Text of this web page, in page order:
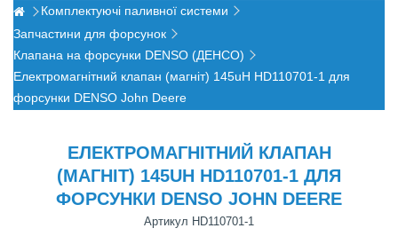
Комплектуючі паливної системи
Запчастини для форсунок
Клапана на форсунки DENSO (ДЕНСО)
Електромагнітний клапан (магніт) 145uH HD110701-1 для
форсунки DENSO John Deere
ЕЛЕКТРОМАГНІТНИЙ КЛАПАН
(МАГНІТ) 145UH HD110701-1 ДЛЯ
ФОРСУНКИ DENSO JOHN DEERE
Артикул HD110701-1